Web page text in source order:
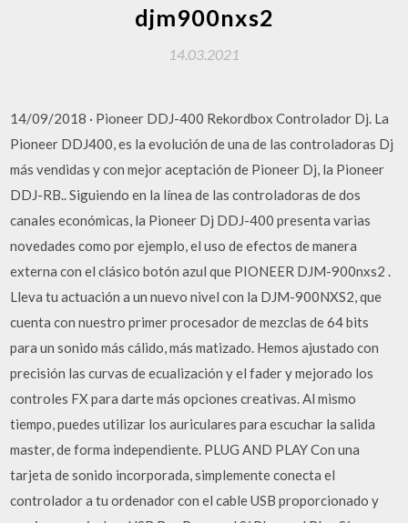
djm900nxs2
14.03.2021
14/09/2018 · Pioneer DDJ-400 Rekordbox Controlador Dj. La
Pioneer DDJ400, es la evolución de una de las controladoras Dj
más vendidas y con mejor aceptación de Pioneer Dj, la Pioneer
DDJ-RB.. Siguiendo en la línea de las controladoras de dos
canales económicas, la Pioneer Dj DDJ-400 presenta varias
novedades como por ejemplo, el uso de efectos de manera
externa con el clásico botón azul que PIONEER DJM-900nxs2 .
Lleva tu actuación a un nuevo nivel con la DJM-900NXS2, que
cuenta con nuestro primer procesador de mezclas de 64 bits
para un sonido más cálido, más matizado. Hemos ajustado con
precisión las curvas de ecualización y el fader y mejorado los
controles FX para darte más opciones creativas. Al mismo
tiempo, puedes utilizar los auriculares para escuchar la salida
master, de forma independiente. PLUG AND PLAY Con una
tarjeta de sonido incorporada, simplemente conecta el
controlador a tu ordenador con el cable USB proporcionado y